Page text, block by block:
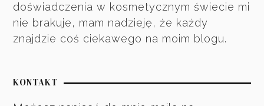
doświadczenia w kosmetycznym świecie mi
nie brakuje, mam nadzieję, że każdy
znajdzie coś ciekawego na moim blogu.
KONTAKT